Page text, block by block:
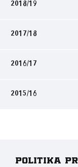
2018/19
2017/18
2016/17
2015/16
Politika